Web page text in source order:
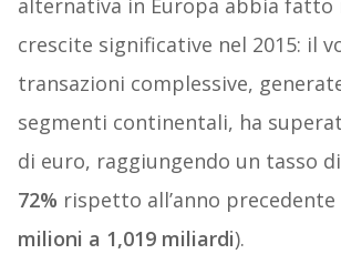
alternativa in Europa abbia fatto
crescite significative nel 2015: il
transazioni complessive,
segmenti continentali, ha
di euro, raggiungendo un tasso
72% rispetto all’anno precedente
milioni a 1,019 miliardi).